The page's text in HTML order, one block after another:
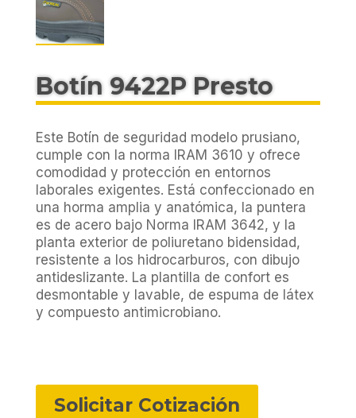
Botín 9422P Presto
Este Botín de seguridad modelo prusiano,
cumple con la norma IRAM 3610 y ofrece
comodidad y protección en entornos
laborales exigentes. Está confeccionado en
una horma amplia y anatómica, la puntera
es de acero bajo Norma IRAM 3642, y la
planta exterior de poliuretano bidensidad,
resistente a los hidrocarburos, con dibujo
antideslizante. La plantilla de confort es
desmontable y lavable, de espuma de látex
y compuesto antimicrobiano.
Solicitar Cotización